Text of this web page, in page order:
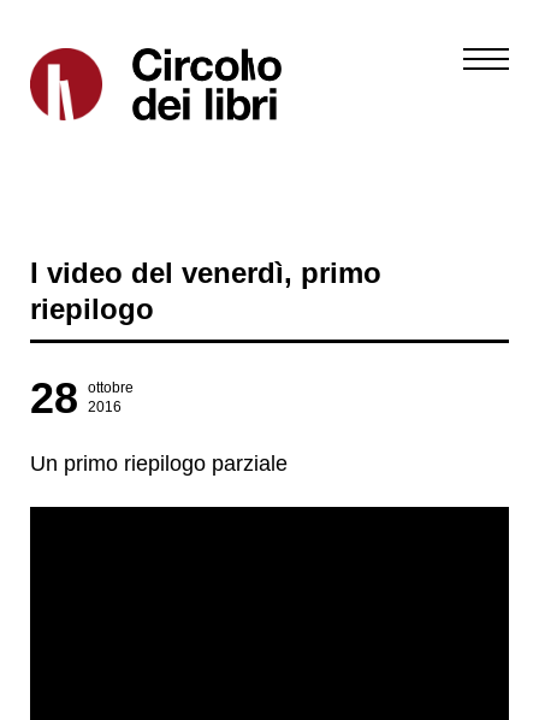
I video del venerdì, primo
riepilogo
28
ottobre
2016
Un primo riepilogo parziale